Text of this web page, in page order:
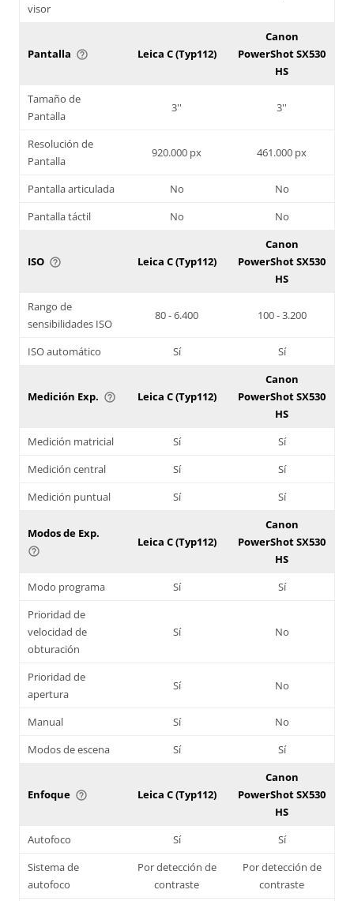
visor
Pantalla help_outline Leica C (Typ112)
Canon
PowerShot SX530
HS
Tamaño de
Pantalla
3'' 3''
Resolución de
Pantalla
920.000 px 461.000 px
Pantalla articulada No
No
Pantalla táctil
No No
ISO help_outline Leica C (Typ112)
Canon
PowerShot SX530
HS
Rango de
sensibilidades ISO
80 - 6.400 100 - 3.200
ISO automático Sí Sí
Medición Exp. help_outline Leica C (Typ112)
Canon
PowerShot SX530
HS
Medición matricial
Sí
Sí
Medición central
Sí
Sí
Medición puntual
Sí Sí
Modos de Exp.
help_outline
Leica C (Typ112)
Canon
PowerShot SX530
HS
Modo programa
Sí
Sí
Prioridad de
velocidad de
obturación
Sí No
Prioridad de
apertura
Sí No
Manual Sí
No
Modos de escena
Sí Sí
Enfoque help_outline Leica C (Typ112)
Canon
PowerShot SX530
HS
Autofoco
Sí
Sí
Sistema de
autofoco
Por detección de
contraste
Por detección de
contraste